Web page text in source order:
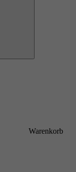
Warenkorb